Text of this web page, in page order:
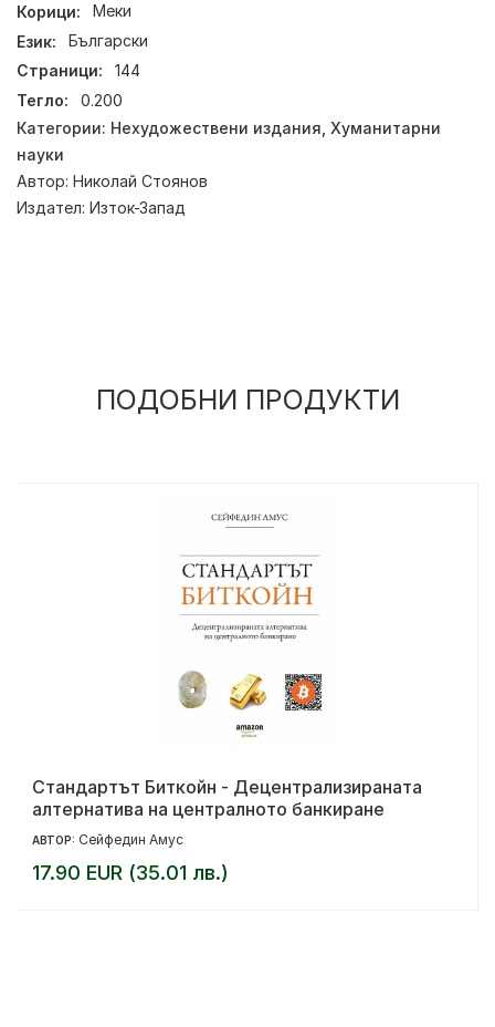
Корици:
Меки
Език:
Български
Страници:
144
Тегло:
0.200
Категории: Нехудожествени издания, Хуманитарни
науки
Автор: Николай Стоянов
Издател: Изток-Запад
ПОДОБНИ ПРОДУКТИ
Стандартът Биткойн - Децентрализираната
алтернатива на централното банкиране
АВТОР: Сейфедин Амус
17.90 EUR (35.01 лв.)